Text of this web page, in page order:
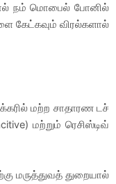
நம் மொபைல் போனில்
கேட்கவும் விரல்களால்
மற்ற சாதாரண டச்
மற்றும் ரெசிஸ்டிவ்
மருத்துவத் துறையால்